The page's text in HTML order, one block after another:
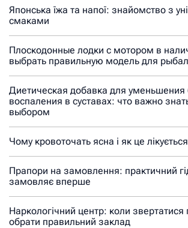
Японська їжа та напої: знайомство з
смаками
Плоскодонные лодки с мотором в
выбрать правильную модель для
Диетическая добавка для уменьшения
воспаления в суставах: что важно
выбором
Чому кровоточать ясна і як це лікується
Прапори на замовлення: практичний
замовляє вперше
Наркологічний центр: коли звертатися
обрати правильний заклад